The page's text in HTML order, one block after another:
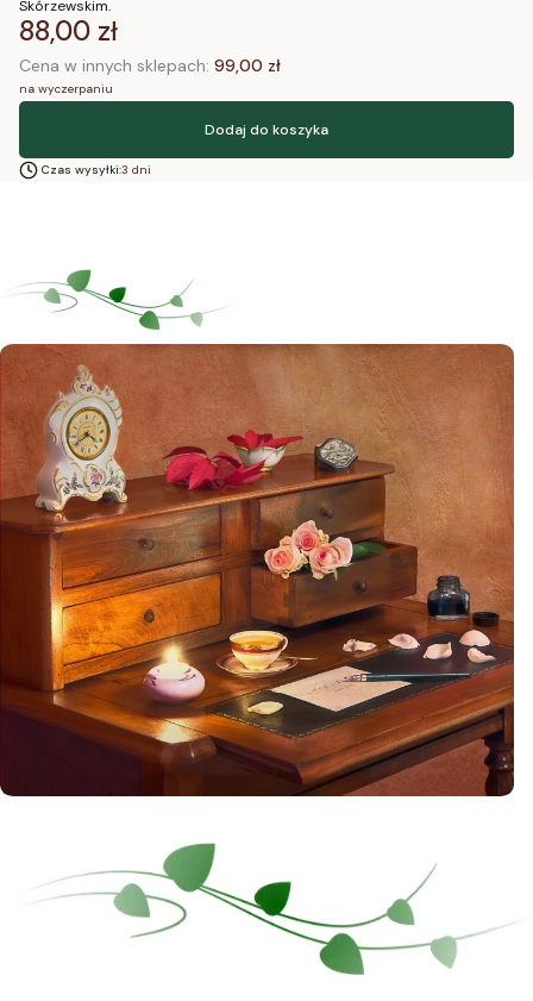
Cena
88,00 zł
Cena w innych sklepach: 99,00 zł
Skórzewskim.
na wyczerpaniu
Dodaj do koszyka
Czas wysyłki:3 dni